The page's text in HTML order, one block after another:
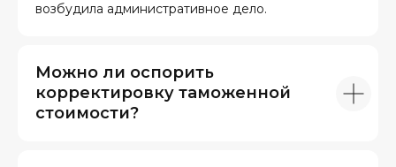
возбудила административное дело.
Можно ли оспорить
корректировку таможенной
стоимости?